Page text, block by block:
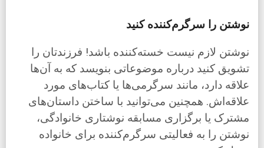
نوشتن را سرگرم‌کننده کنید
نوشتن لازم نیست خسته‌کننده باشد! فرزندتان را
تشویق کنید درباره موضوعاتی بنویسد که به آن‌ها
علاقه دارد، مانند سرگرمی‌ها یا کتاب‌های مورد
علاقه‌اش. همچنین می‌توانید با ساختن داستان‌های
مشترک یا برگزاری مسابقه نوشتاری خانوادگی،
نوشتن را به فعالیتی سرگرم‌کننده برای خانواده